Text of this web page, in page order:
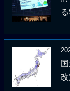
改